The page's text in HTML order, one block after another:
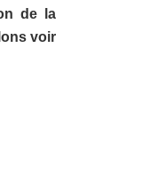
de la
voir